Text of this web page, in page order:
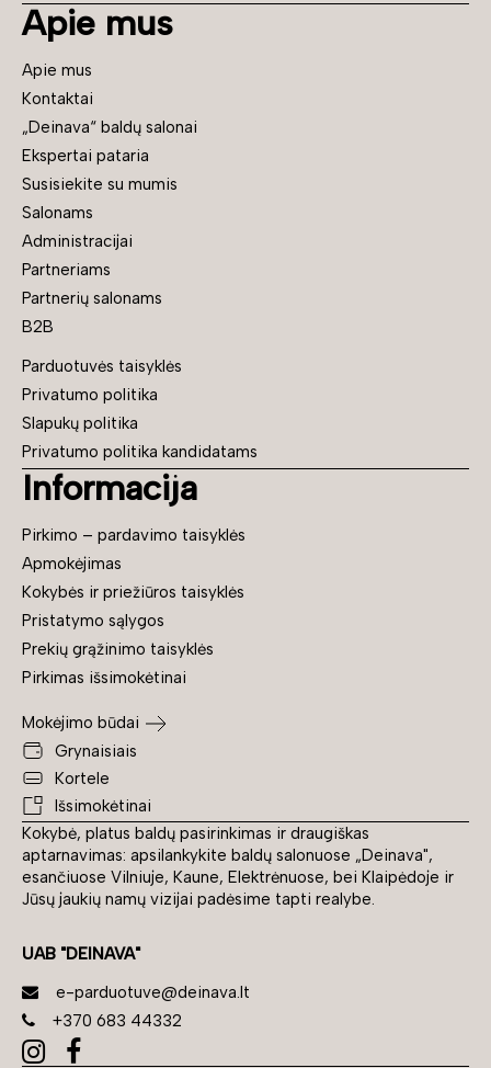
Kokybė, platus baldų pasirinkimas ir draugiškas
aptarnavimas: apsilankykite baldų salonuose „Deinava",
esančiuose Vilniuje, Kaune, Elektrėnuose, bei Klaipėdoje ir
Jūsų jaukių namų vizijai padėsime tapti realybe.
UAB "DEINAVA"
e-parduotuve@deinava.lt
+370 683 44332
Apie mus
Apie mus
Kontaktai
„Deinava“ baldų salonai
Ekspertai pataria
Susisiekite su mumis
Salonams
Administracijai
Partneriams
Partnerių salonams
B2B
Parduotuvės taisyklės
Privatumo politika
Slapukų politika
Privatumo politika kandidatams
Informacija
Pirkimo – pardavimo taisyklės
Apmokėjimas
Kokybės ir priežiūros taisyklės
Pristatymo sąlygos
Prekių grąžinimo taisyklės
Pirkimas išsimokėtinai
Mokėjimo būdai
Grynaisiais
Kortele
Išsimokėtinai